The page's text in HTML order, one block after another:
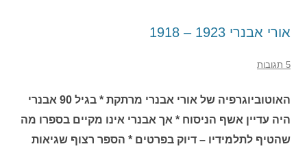
אורי אבנרי 1923 – 1918
5 תגובות
האוטוביוגרפיה של אורי אבנרי מרתקת * בגיל 90 אבנרי
היה עדיין אשף הניסוח * אך אבנרי אינו מקיים בספרו מה
שהטיף לתלמידיו – דיוק בפרטים * הספר רצוף שגיאות